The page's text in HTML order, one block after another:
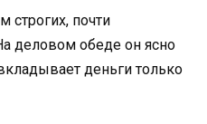
строгих, почти
деловом обеде он ясно
деньги только